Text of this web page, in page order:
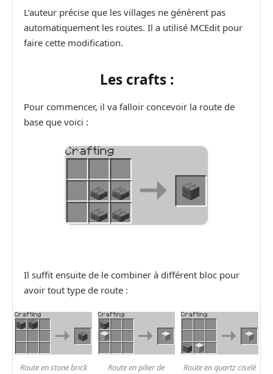
L’auteur précise que les villages ne génèrent pas
automatiquement les routes. Il a utilisé MCEdit pour
faire cette modification.
Les crafts :
Pour commencer, il va falloir concevoir la route de
base que voici :
Il suffit ensuite de le combiner à différent bloc pour
avoir tout type de route :
Route en stone brick
Route en pilier de
Route en quartz ciselé